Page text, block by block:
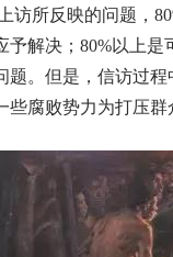
访所反映的问题，
解决； 80%以上是
题。但是，信访过
些腐败势力为打压